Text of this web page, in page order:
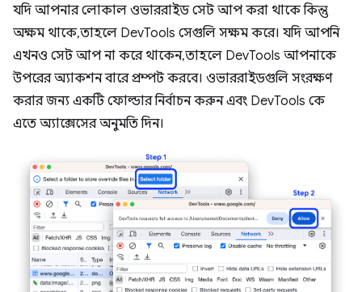
যদি আপনার লোকাল ওভাররাইড সেট আপ করা থাকে কিন্তু
অক্ষম থাকে, তাহলে DevTools সেগুলি সক্ষম করে। যদি আপনি
এখনও সেট আপ না করে থাকেন, তাহলে DevTools আপনাকে
উপরের অ্যাকশন বারে প্রম্পট করবে। ওভাররাইডগুলি সংরক্ষণ
করার জন্য একটি ফোল্ডার নির্বাচন করুন এবং DevTools কে
এতে অ্যাক্সেসের অনুমতি দিন।